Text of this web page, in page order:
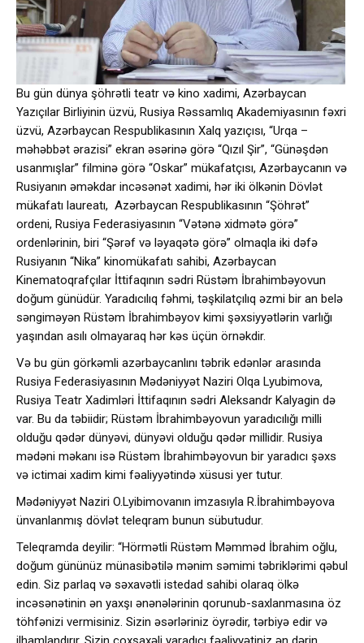
Bu gün dünya şöhrətli teatr və kino xadimi, Azərbaycan
Yazıçılar Birliyinin üzvü, Rusiya Rəssamlıq Akademiyasının fəxri
üzvü, Azərbaycan Respublikasının Xalq yazıçısı, “Urqa –
məhəbbət ərazisi” ekran əsərinə görə “Qızıl Şir”, “Günəşdən
usanmışlar” filminə görə “Oskar” mükafatçısı, Azərbaycanın və
Rusiyanın əməkdar incəsənət xadimi, hər iki ölkənin Dövlət
mükafatı laureatı, Azərbaycan Respublikasının “Şöhrət”
ordeni, Rusiya Federasiyasının “Vətənə xidmətə görə”
ordenlərinin, biri “Şərəf və ləyaqətə görə” olmaqla iki dəfə
Rusiyanın “Nika” kinomükafatı sahibi, Azərbaycan
Kinematoqrafçılar İttifaqının sədri Rüstəm İbrahimbəyovun
doğum günüdür. Yaradıcılıq fəhmi, təşkilatçılıq əzmi bir an belə
səngiməyən Rüstəm İbrahimbəyov kimi şəxsiyyətlərin varlığı
yaşından asılı olmayaraq hər kəs üçün örnəkdir.
Və bu gün görkəmli azərbaycanlını təbrik edənlər arasında
Rusiya Federasiyasının Mədəniyyət Naziri Olqa Lyubimova,
Rusiya Teatr Xadimləri İttifaqının sədri Aleksandr Kalyagin də
var. Bu da təbiidir; Rüstəm İbrahimbəyovun yaradıcılığı milli
olduğu qədər dünyəvi, dünyəvi olduğu qədər millidir. Rusiya
mədəni məkanı isə Rüstəm İbrahimbəyovun bir yaradıcı şəxs
və ictimai xadim kimi fəaliyyətində xüsusi yer tutur.
Mədəniyyət Naziri O.Lyibimovanın imzasıyla R.İbrahimbəyova
ünvanlanmış dövlət teleqram bunun sübutudur.
Teleqramda deyilir: “Hörmətli Rüstəm Məmməd İbrahim oğlu,
doğum gününüz münasibətilə mənim səmimi təbriklərimi qəbul
edin. Siz parlaq və səxavətli istedad sahibi olaraq ölkə
incəsənətinin ən yaxşı ənənələrinin qorunub-saxlanmasına öz
töhfənizi vermisiniz. Sizin əsərləriniz öyrədir, tərbiyə edir və